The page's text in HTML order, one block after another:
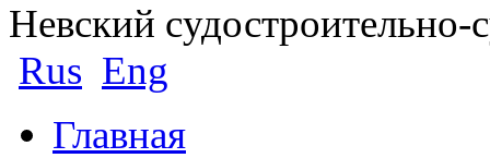
Невский
Rus Eng
Главная